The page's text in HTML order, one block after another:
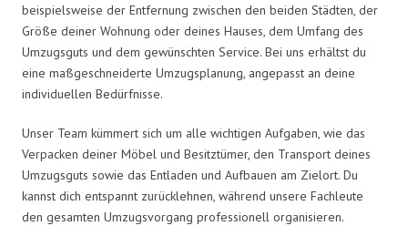
beispielsweise der Entfernung zwischen den beiden Städten, der
Größe deiner Wohnung oder deines Hauses, dem Umfang des
Umzugsguts und dem gewünschten Service. Bei uns erhältst du
eine maßgeschneiderte Umzugsplanung, angepasst an deine
individuellen Bedürfnisse.
Unser Team kümmert sich um alle wichtigen Aufgaben, wie das
Verpacken deiner Möbel und Besitztümer, den Transport deines
Umzugsguts sowie das Entladen und Aufbauen am Zielort. Du
kannst dich entspannt zurücklehnen, während unsere Fachleute
den gesamten Umzugsvorgang professionell organisieren.